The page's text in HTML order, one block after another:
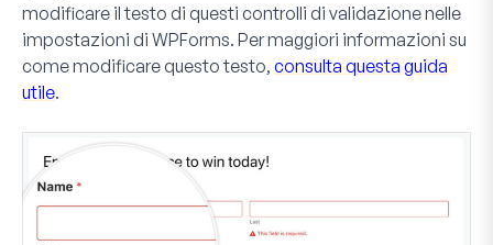
modificare il testo di questi controlli di validazione nelle
impostazioni di WPForms. Per maggiori informazioni su
come modificare questo testo, consulta questa guida
utile.